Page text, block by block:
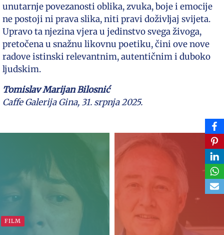
unutarnje povezanosti oblika, zvuka, boje i emocije
ne postoji ni prava slika, niti pravi doživljaj svijeta.
Upravo ta njezina vjera u jedinstvo svega živoga,
pretočena u snažnu likovnu poetiku, čini ove nove
radove istinski relevantnim, autentičnim i duboko
ljudskim.
Tomislav Marijan Bilosnić
Caffe Galerija Gina, 31. srpnja 2025.
FILM